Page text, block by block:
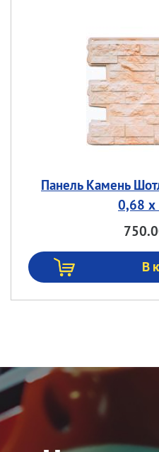
Панель Камень
0,68